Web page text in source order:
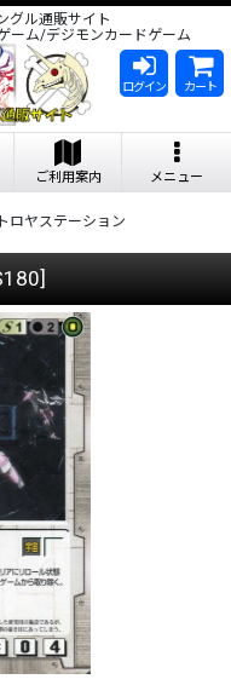
グル通販サイト
ーム/デジモンカードゲーム
ログイン カート
ご利用案内 メニュー
トロヤステーション
]